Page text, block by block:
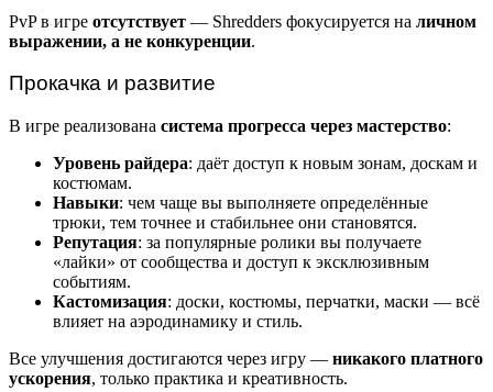
PvP в игре отсутствует — Shredders фокусируется на личном
выражении, а не конкуренции.
Прокачка и развитие
В игре реализована система прогресса через мастерство:
Уровень райдера: даёт доступ к новым зонам, доскам и
костюмам.
Навыки: чем чаще вы выполняете определённые
трюки, тем точнее и стабильнее они становятся.
Репутация: за популярные ролики вы получаете
«лайки» от сообщества и доступ к эксклюзивным
событиям.
Кастомизация: доски, костюмы, перчатки, маски — всё
влияет на аэродинамику и стиль.
Все улучшения достигаются через игру — никакого платного
ускорения, только практика и креативность.